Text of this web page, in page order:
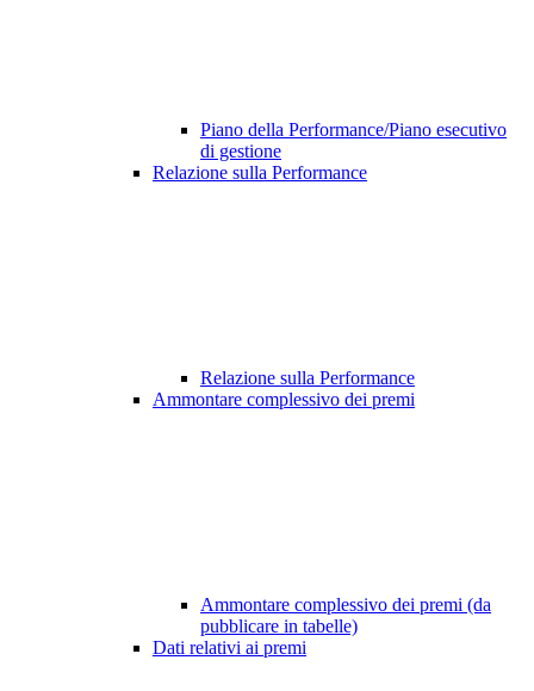
Piano della Performance/Piano esecutivo
di gestione
Relazione sulla Performance
Relazione sulla Performance
Ammontare complessivo dei premi
Ammontare complessivo dei premi (da
pubblicare in tabelle)
Dati relativi ai premi